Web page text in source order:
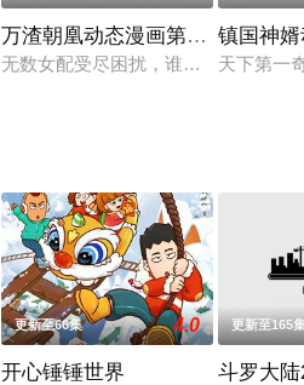
画《熊出没》第三部，又译《熊出
万渣朝凰动态漫画第2季
无数女配受尽困扰，谁说女配只能悲
镇国神
天下第一
更新至66集 4.0
开心锤锤世界
更新至165
斗罗大